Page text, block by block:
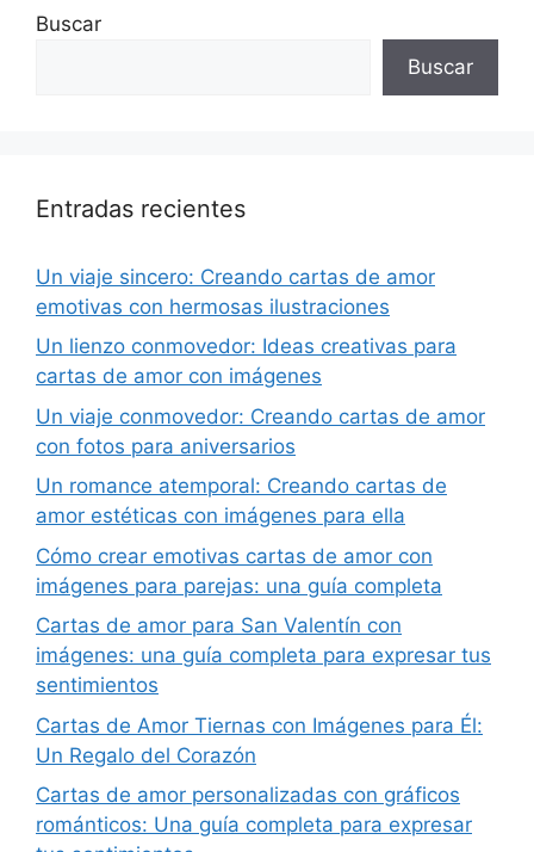
Buscar
Buscar
Entradas recientes
Un viaje sincero: Creando cartas de amor
emotivas con hermosas ilustraciones
Un lienzo conmovedor: Ideas creativas para
cartas de amor con imágenes
Un viaje conmovedor: Creando cartas de amor
con fotos para aniversarios
Un romance atemporal: Creando cartas de
amor estéticas con imágenes para ella
Cómo crear emotivas cartas de amor con
imágenes para parejas: una guía completa
Cartas de amor para San Valentín con
imágenes: una guía completa para expresar tus
sentimientos
Cartas de Amor Tiernas con Imágenes para Él:
Un Regalo del Corazón
Cartas de amor personalizadas con gráficos
románticos: Una guía completa para expresar